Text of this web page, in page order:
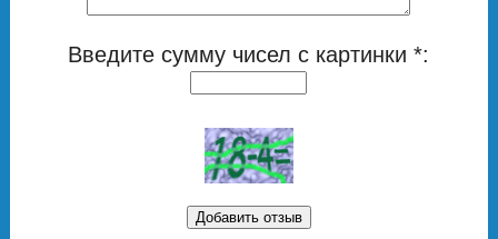
Введите сумму чисел с картинки *: